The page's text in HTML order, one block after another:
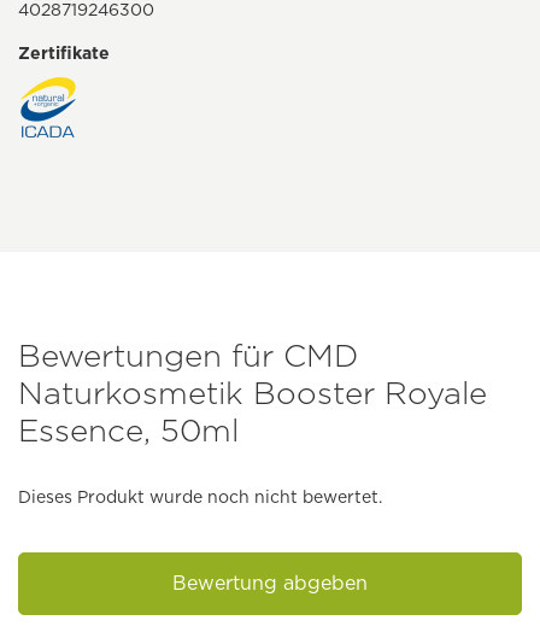
4028719246300
Zertifikate
Bewertungen für CMD
Naturkosmetik Booster Royale
Essence, 50ml
Dieses Produkt wurde noch nicht bewertet.
Bewertung abgeben